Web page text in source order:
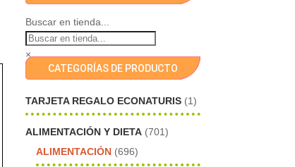
Buscar en tienda...
×
CATEGORÍAS DE PRODUCTO
TARJETA REGALO ECONATURIS (1)
ALIMENTACIÓN Y DIETA (701)
ALIMENTACIÓN (696)